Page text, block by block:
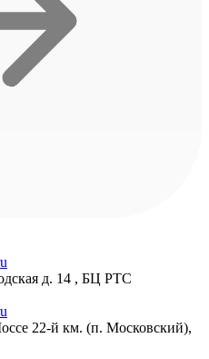
д. 14 , БЦ РТС
22-й км. (п. Московский),